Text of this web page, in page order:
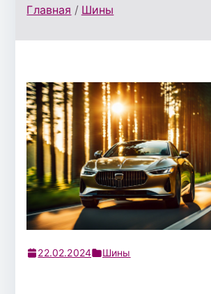
Главная Шины
22.02.2024 Шины